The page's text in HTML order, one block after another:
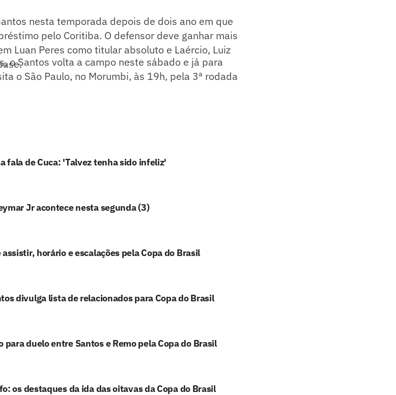
nesta temporada depois de dois ano em que
pelo Coritiba. O defensor deve ganhar mais
Luan Peres como titular absoluto e Laércio, Luiz
o Santos volta a campo neste sábado e já para
o São Paulo, no Morumbi, às 19h, pela 3ª rodada
fala de Cuca: 'Talvez tenha sido infeliz'
Jr acontece nesta segunda (3)
horário e escalações pela Copa do Brasil
divulga lista de relacionados para Copa do Brasil
para duelo entre Santos e Remo pela Copa do Brasil
os destaques da ida das oitavas da Copa do Brasil